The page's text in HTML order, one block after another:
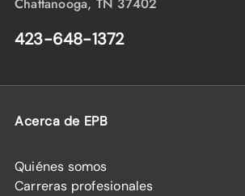
Chattanooga, TN 37402
423-648-1372
Acerca de EPB
Quiénes somos
Carreras profesionales